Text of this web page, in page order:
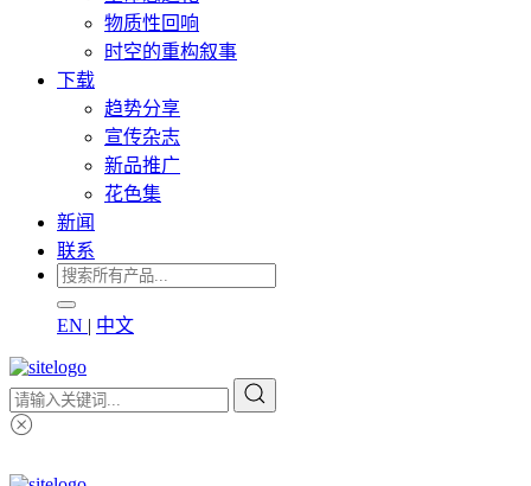
物质性回响
时空的重构叙事
下载
趋势分享
宣传杂志
新品推广
花色集
新闻
联系
EN | 中文